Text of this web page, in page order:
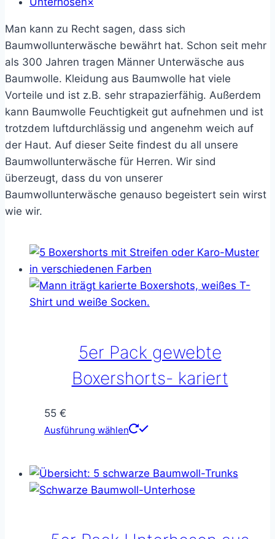
Man kann zu Recht sagen, dass sich
Baumwollunterwäsche bewährt hat. Schon seit mehr
als 300 Jahren tragen Männer Unterwäsche aus
Baumwolle. Kleidung aus Baumwolle hat viele
Vorteile und ist z.B. sehr strapazierfähig. Außerdem
kann Baumwolle Feuchtigkeit gut aufnehmen und ist
trotzdem luftdurchlässig und angenehm weich auf
der Haut. Auf dieser Seite findest du all unsere
Baumwollunterwäsche für Herren. Wir sind
überzeugt, dass du von unserer
Baumwollunterwäsche genauso begeistert sein wirst
wie wir.
5er Pack gewebte
Boxershorts- kariert
55 €
Ausführung wählen
Dieses
mehrere
Varianten